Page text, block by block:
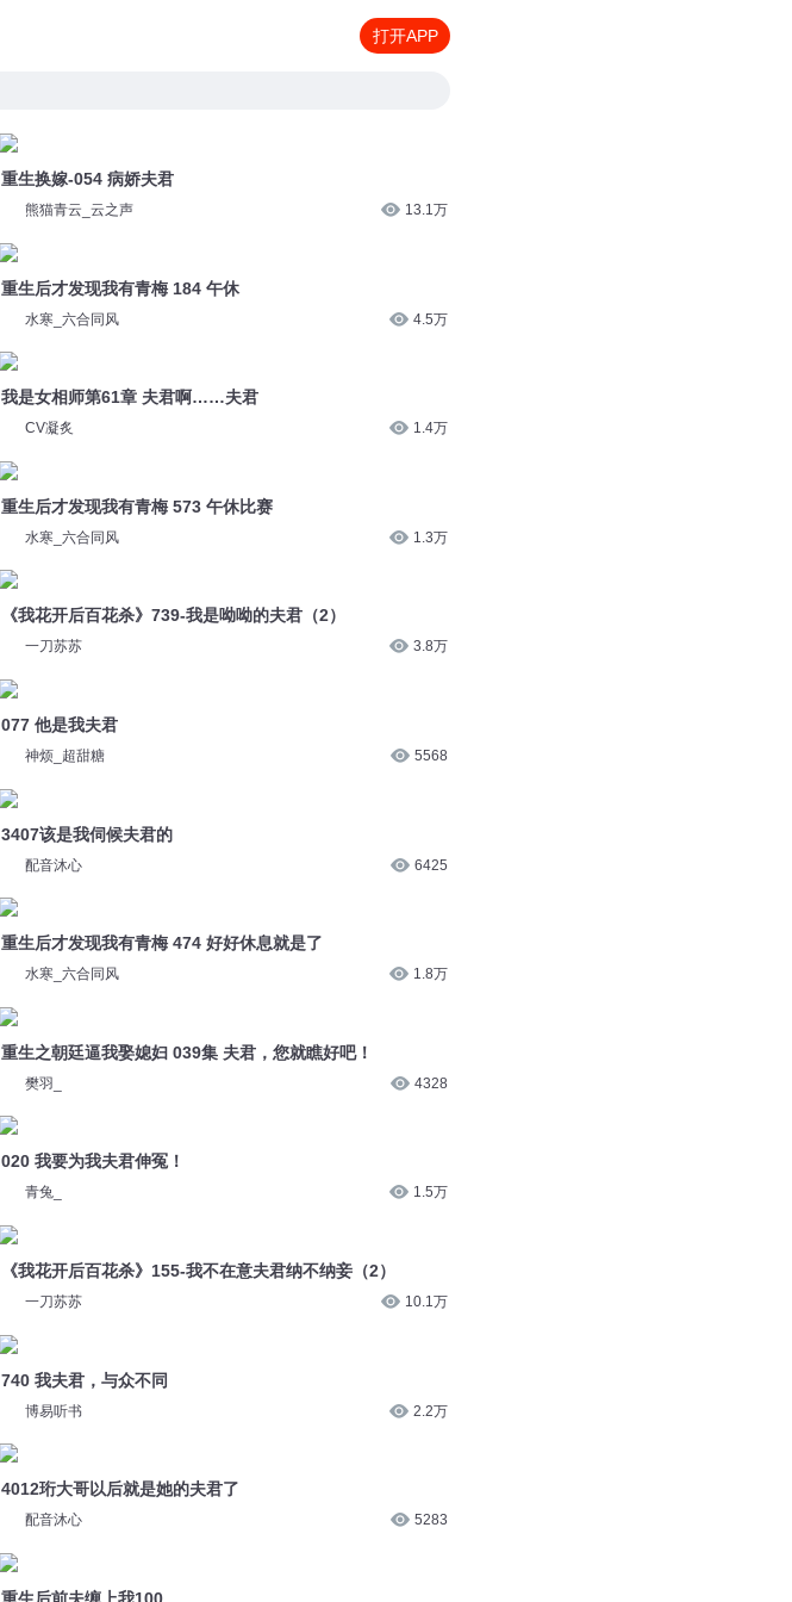
打开APP
重生换嫁-054 病娇夫君
熊猫青云_云之声 13.1万
重生后才发现我有青梅 184 午休
水寒_六合同风 4.5万
我是女相师第61章 夫君啊……夫君
CV凝炙 1.4万
重生后才发现我有青梅 573 午休比赛
水寒_六合同风 1.3万
《我花开后百花杀》739-我是呦呦的夫君（2）
一刀苏苏 3.8万
077 他是我夫君
神烦_超甜糖 5568
3407该是我伺候夫君的
配音沐心 6425
重生后才发现我有青梅 474 好好休息就是了
水寒_六合同风 1.8万
重生之朝廷逼我娶媳妇 039集 夫君，您就瞧好吧！
樊羽_ 4328
020 我要为我夫君伸冤！
青兔_ 1.5万
《我花开后百花杀》155-我不在意夫君纳不纳妾（2）
一刀苏苏 10.1万
740 我夫君，与众不同
博易听书 2.2万
4012珩大哥以后就是她的夫君了
配音沐心 5283
重生后前夫缠上我100